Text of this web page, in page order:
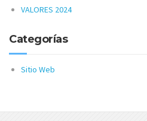
VALORES 2024
Categorías
Sitio Web